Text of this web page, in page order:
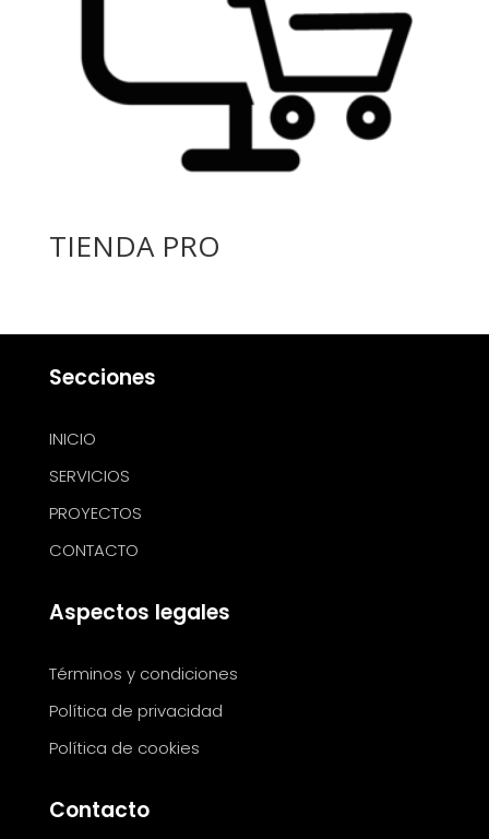
TIENDA PRO
Secciones
INICIO
SERVICIOS
PROYECTOS
CONTACTO
Aspectos legales
Términos y condiciones
Política de privacidad
Política de cookies
Contacto